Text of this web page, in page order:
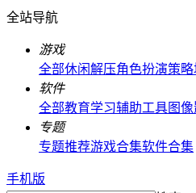
全站导航
游戏
全部休闲解压角色扮演策
软件
全部教育学习辅助工具图
专题
专题推荐游戏合集软件合集
手机版